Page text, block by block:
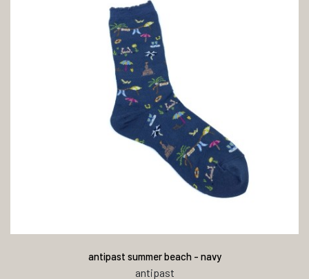
antipast summer beach - navy
antipast